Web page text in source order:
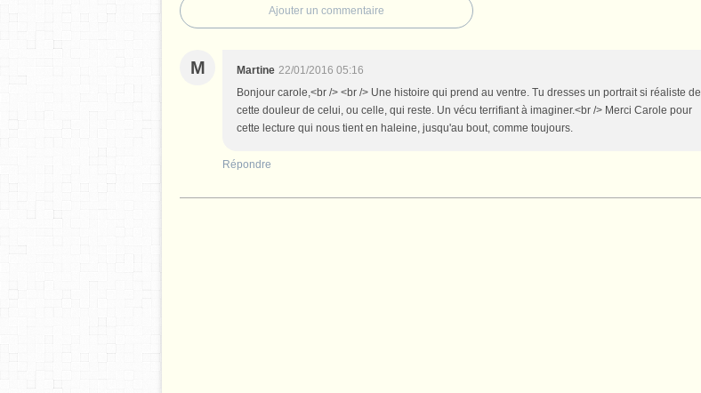
Ajouter un commentaire
M Martine 22/01/2016 05:16
Bonjour carole,<br /> <br /> Une histoire qui prend au ventre. Tu dresses un portrait si réaliste de
cette douleur de celui, ou celle, qui reste. Un vécu terrifiant à imaginer.<br /> Merci Carole pour
cette lecture qui nous tient en haleine, jusqu'au bout, comme toujours.
Répondre